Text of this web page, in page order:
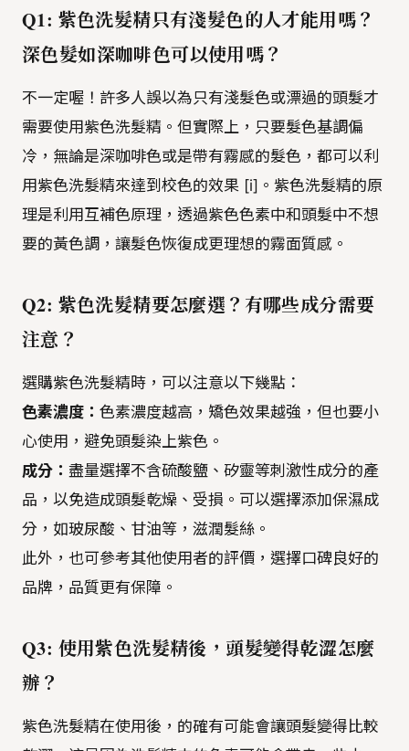
Q1: 紫色洗髮精只有淺髮色的人才能用嗎？
深色髮如深咖啡色可以使用嗎？
不一定喔！許多人誤以為只有淺髮色或漂過的頭髮才
需要使用紫色洗髮精。但實際上，只要髮色基調偏
冷，無論是深咖啡色或是帶有霧感的髮色，都可以利
用紫色洗髮精來達到校色的效果 [i]。紫色洗髮精的原
理是利用互補色原理，透過紫色色素中和頭髮中不想
要的黃色調，讓髮色恢復成更理想的霧面質感。
Q2: 紫色洗髮精要怎麼選？有哪些成分需要
注意？
選購紫色洗髮精時，可以注意以下幾點：
色素濃度： 色素濃度越高，矯色效果越強，但也要小
心使用，避免頭髮染上紫色。
成分： 盡量選擇不含硫酸鹽、矽靈等刺激性成分的產
品，以免造成頭髮乾燥、受損。可以選擇添加保濕成
分，如玻尿酸、甘油等，滋潤髮絲。
此外，也可參考其他使用者的評價，選擇口碑良好的
品牌，品質更有保障。
Q3: 使用紫色洗髮精後，頭髮變得乾澀怎麼
辦？
紫色洗髮精在使用後，的確有可能會讓頭髮變得比較